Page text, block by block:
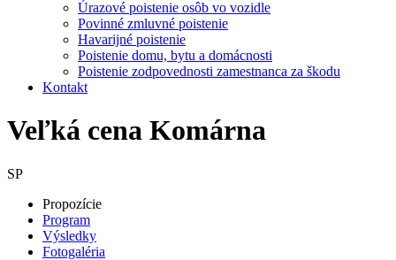
Úrazové poistenie osôb vo vozidle
Povinné zmluvné poistenie
Havarijné poistenie
Poistenie domu, bytu a domácnosti
Poistenie zodpovednosti zamestnanca za škodu
Kontakt
Veľká cena Komárna
SP
Propozície
Program
Výsledky
Fotogaléria